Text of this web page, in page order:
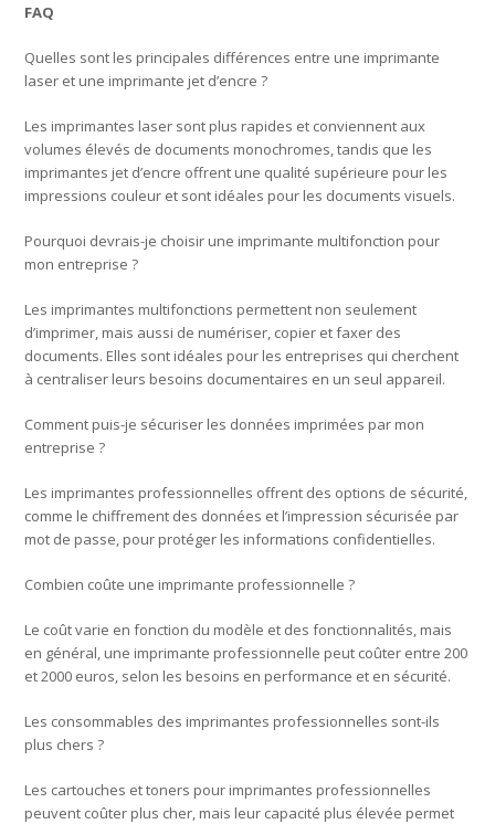
FAQ
Quelles sont les principales différences entre une imprimante
laser et une imprimante jet d’encre ?
Les imprimantes laser sont plus rapides et conviennent aux
volumes élevés de documents monochromes, tandis que les
imprimantes jet d’encre offrent une qualité supérieure pour les
impressions couleur et sont idéales pour les documents visuels.
Pourquoi devrais-je choisir une imprimante multifonction pour
mon entreprise ?
Les imprimantes multifonctions permettent non seulement
d’imprimer, mais aussi de numériser, copier et faxer des
documents. Elles sont idéales pour les entreprises qui cherchent
à centraliser leurs besoins documentaires en un seul appareil.
Comment puis-je sécuriser les données imprimées par mon
entreprise ?
Les imprimantes professionnelles offrent des options de sécurité,
comme le chiffrement des données et l’impression sécurisée par
mot de passe, pour protéger les informations confidentielles.
Combien coûte une imprimante professionnelle ?
Le coût varie en fonction du modèle et des fonctionnalités, mais
en général, une imprimante professionnelle peut coûter entre 200
et 2000 euros, selon les besoins en performance et en sécurité.
Les consommables des imprimantes professionnelles sont-ils
plus chers ?
Les cartouches et toners pour imprimantes professionnelles
peuvent coûter plus cher, mais leur capacité plus élevée permet